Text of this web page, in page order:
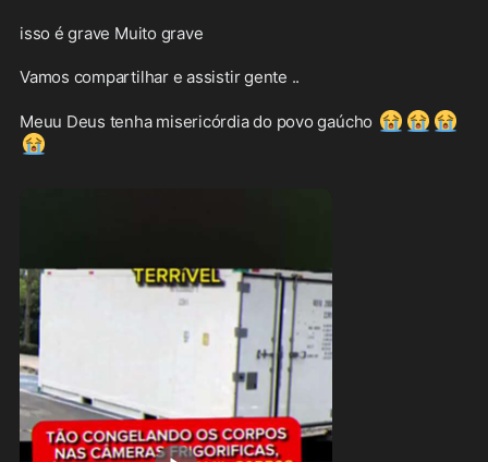
isso é grave Muito grave
Vamos compartilhar e assistir gente ..
Meuu Deus tenha misericórdia do povo gaúcho 😭 😭 😭
😭